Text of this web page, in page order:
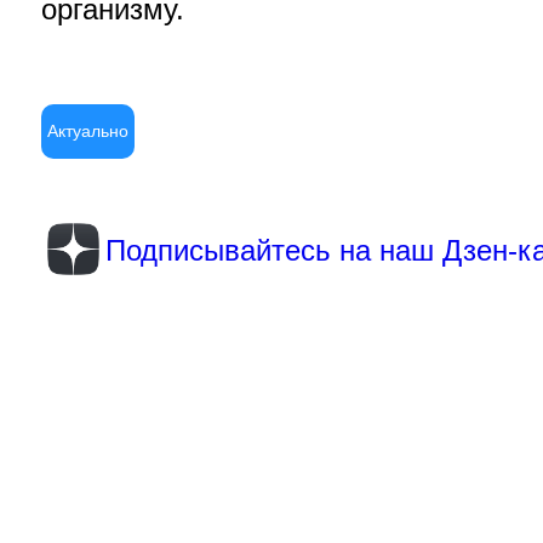
организму.
Актуально
Подписывайтесь на наш Дзен-